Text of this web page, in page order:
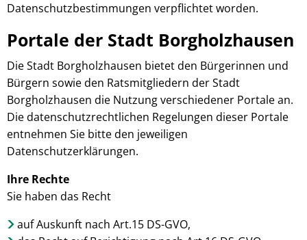
Datenschutzbestimmungen verpflichtet worden.
Portale der Stadt Borgholzhausen
Die Stadt Borgholzhausen bietet den Bürgerinnen und
Bürgern sowie den Ratsmitgliedern der Stadt
Borgholzhausen die Nutzung verschiedener Portale an.
Die datenschutzrechtlichen Regelungen dieser Portale
entnehmen Sie bitte den jeweiligen
Datenschutzerklärungen.
Ihre Rechte
Sie haben das Recht
auf Auskunft nach Art.15 DS-GVO,